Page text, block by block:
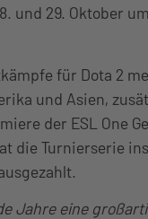
und 29. Oktober
für Dota 2
und Asien,
der ESL One
die Turnierserie
Jahre eine